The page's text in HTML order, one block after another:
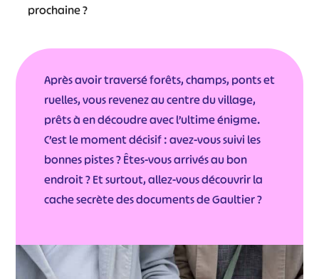
prochaine ?
Après avoir traversé forêts, champs, ponts et
ruelles, vous revenez au centre du village,
prêts à en découdre avec l’ultime énigme.
C’est le moment décisif : avez-vous suivi les
bonnes pistes ? Êtes-vous arrivés au bon
endroit ? Et surtout, allez-vous découvrir la
cache secrète des documents de Gaultier ?